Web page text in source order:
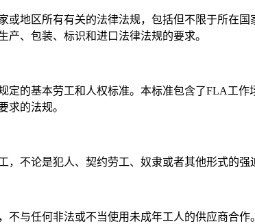
地区所有有关的法律法规，包括但不限于所在国
产、包装、标识和进口法律法规的要求。
的基本劳工和人权标准。本标准包含了FLA工作
求的法规。
不论是犯人、契约劳工、奴隶或者其他形式的强
与任何非法或不当使用未成年工人的供应商合作